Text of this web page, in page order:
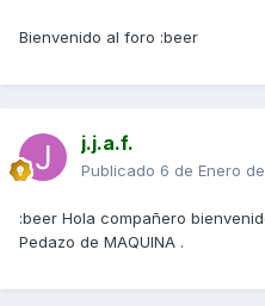
Bienvenido al foro :beer
j.j.a.f.
Publicado 6 de Enero
:beer Hola compañero
Pedazo de MAQUINA .